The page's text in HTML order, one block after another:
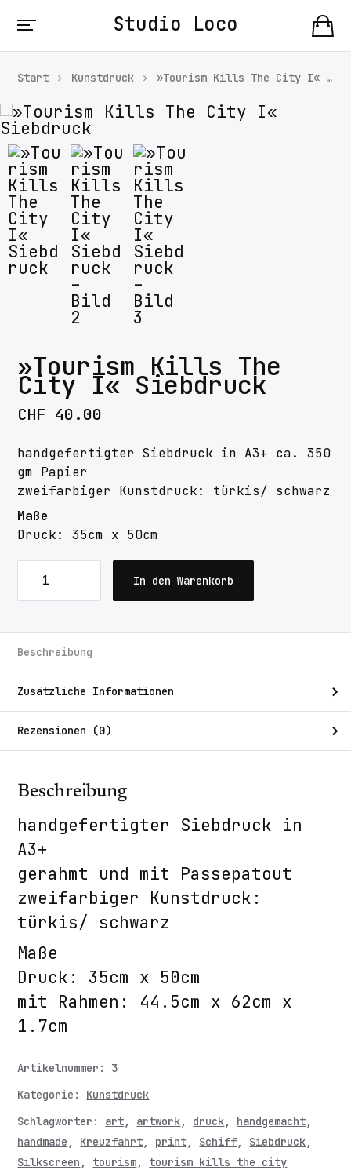
Studio Loco
Start Kunstdruck »Tourism Kills The City I« Siebdruck
»Tourism Kills The
City I« Siebdruck
CHF 40.00
handgefertigter Siebdruck in A3+ ca. 350
gm Papier
zweifarbiger Kunstdruck: türkis/ schwarz
Maße
Druck: 35cm x 50cm
In den Warenkorb
Beschreibung
Zusätzliche Informationen
Rezensionen (0)
Beschreibung
handgefertigter Siebdruck in
A3+
gerahmt und mit Passepatout
zweifarbiger Kunstdruck:
türkis/ schwarz
Maße
Druck: 35cm x 50cm
mit Rahmen: 44.5cm x 62cm x
1.7cm
Artikelnummer: 3
Kategorie: Kunstdruck
Schlagwörter: art, artwork, druck, handgemacht,
handmade , Kreuzfahrt, print, Schiff, Siebdruck,
Silkscreen , tourism, tourism kills the city